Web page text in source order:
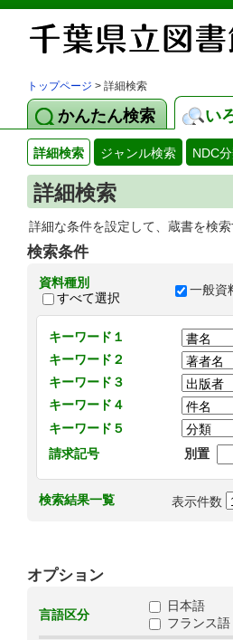
トップページ > 詳細検索
かんたん検索 い
詳細検索 ジャンル検索 NDC
詳細検索
詳細な条件を設定して、蔵書を検索
検索条件
資料種別
すべて選択
一般資
キーワード１
キーワード２
キーワード３
キーワード４
キーワード５
請求記号
別置
検索結果一覧 表示件数
オプション
言語区分
日本語
フランス語